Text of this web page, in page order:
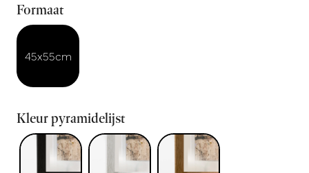
Formaat
45x55cm
Kleur pyramidelijst